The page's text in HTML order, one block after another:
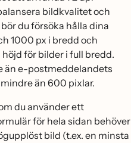
bildkvalitet och
du försöka hålla dina
1000 px i bredd och
för bilder i full bredd.
än e-postmeddelandets
än 600 pixlar.
du använder ett
för hela sidan behöver
bild (t.ex. en minsta